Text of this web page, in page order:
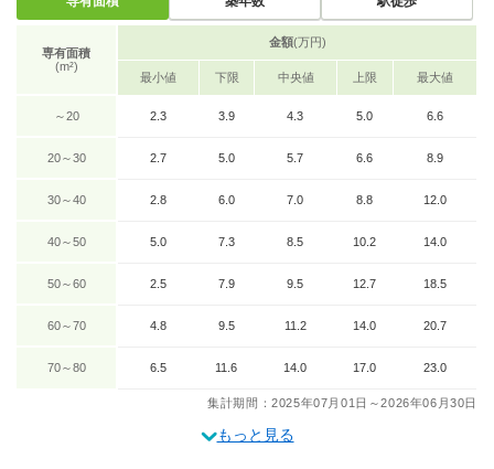
専有面積
(m²)
金額(万円)
最小値 下限 中央値 上限 最大値
～20 2.3 3.9 4.3 5.0 6.6
20～30 2.7 5.0 5.7 6.6 8.9
30～40 2.8 6.0 7.0 8.8 12.0
40～50 5.0 7.3 8.5 10.2 14.0
50～60 2.5 7.9 9.5 12.7 18.5
60～70 4.8 9.5 11.2 14.0 20.7
70～80 6.5 11.6 14.0 17.0 23.0
集計期間：2025年07月01日～2026年06月30日
もっと見る